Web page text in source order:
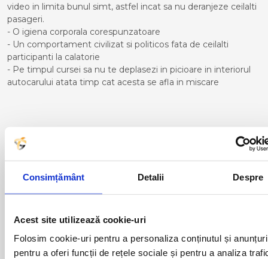
Consimțământ Detalii Despre
Acest site utilizează cookie-uri
Folosim cookie-uri pentru a personaliza conținutul și
pentru a oferi funcții de rețele sociale și pentru a analiza
video in limita bunul simt, astfel incat sa nu deranjeze ceilalti
pasageri.
- O igiena corporala corespunzatoare
- Un comportament civilizat si politicos fata de ceilalti
participanti la calatorie
- Pe timpul cursei sa nu te deplasezi in picioare in interiorul
autocarului atata timp cat acesta se afla in miscare
Curse din Romania catre Santiago
de Compostela:
ACAS
ALBA IULIA
ALEXANDRIA
ARAD
LUGOJ
MEDIAS
MOINESTI
MOTCA